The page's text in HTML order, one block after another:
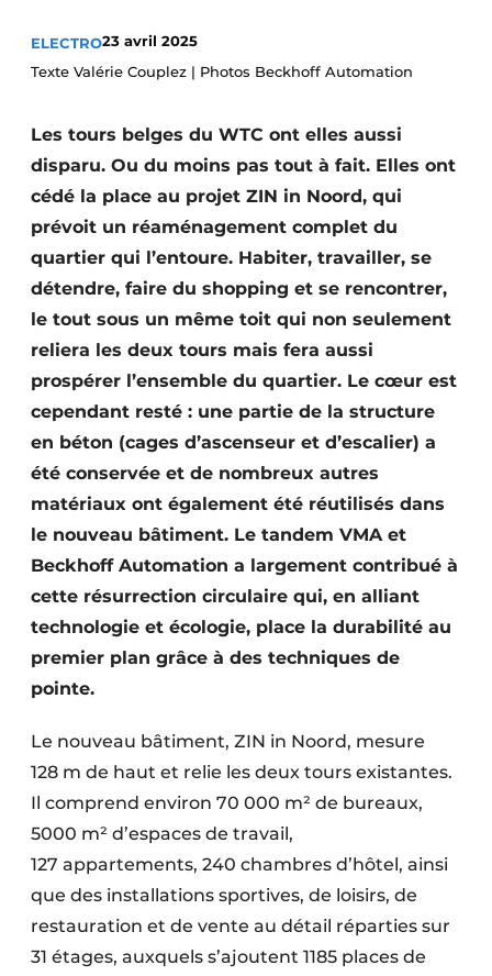
S’inscrire
Video’s
ELECTRO23 avril 2025
Texte Valérie Couplez | Photos Beckhoff Automation
Les tours belges du WTC ont elles aussi
disparu. Ou du moins pas tout à fait. Elles ont
cédé la place au projet ZIN in Noord, qui
prévoit un réaménagement complet du
quartier qui l’entoure. Habiter, travailler, se
détendre, faire du shopping et se rencontrer,
le tout sous un même toit qui non seulement
reliera les deux tours mais fera aussi
prospérer l’ensemble du quartier. Le cœur est
cependant resté : une partie de la structure
en béton (cages d’ascenseur et d’escalier) a
été conservée et de nombreux autres
matériaux ont également été réutilisés dans
le nouveau bâtiment. Le tandem VMA et
Beckhoff Automation a largement contribué à
cette résurrection circulaire qui, en alliant
technologie et écologie, place la durabilité au
premier plan grâce à des techniques de
pointe.
Le nouveau bâtiment, ZIN in Noord, mesure
128 m de haut et relie les deux tours existantes.
Il comprend environ 70 000 m² de bureaux,
5000 m² d’espaces de travail,
127 appartements, 240 chambres d’hôtel, ainsi
que des installations sportives, de loisirs, de
restauration et de vente au détail réparties sur
31 étages, auxquels s’ajoutent 1185 places de